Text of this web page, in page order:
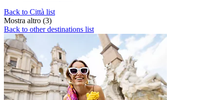
Back to Città list
Mostra altro (3)
Back to other destinations list